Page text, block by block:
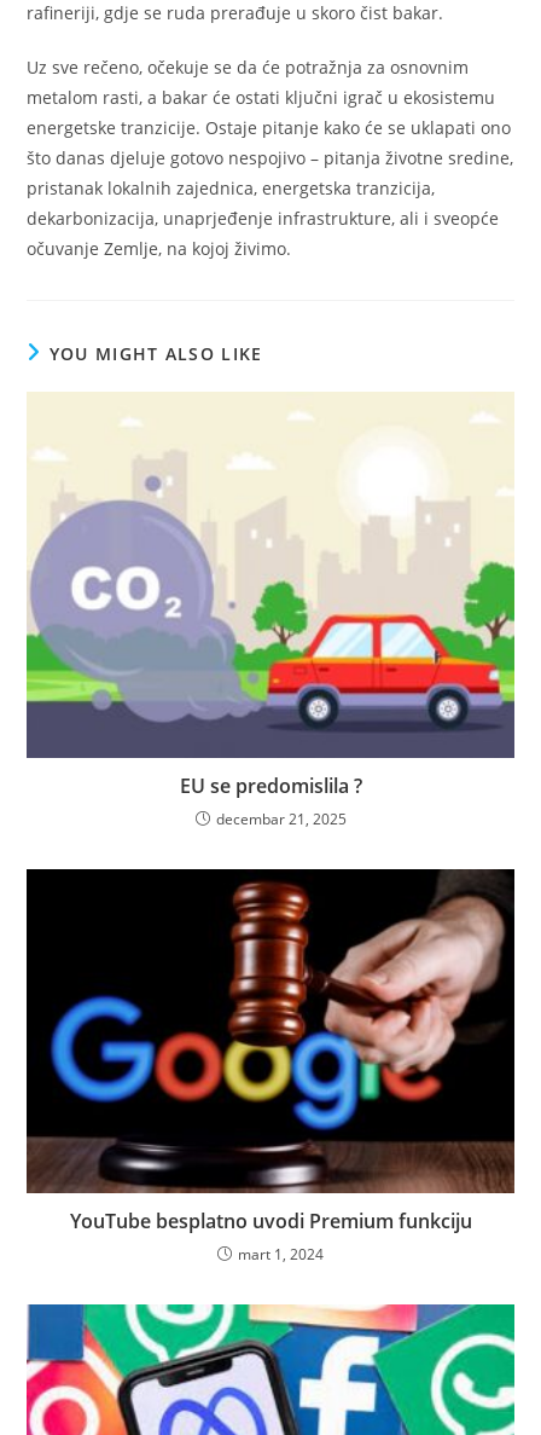
rafineriji, gdje se ruda prerađuje u skoro čist bakar.
Uz sve rečeno, očekuje se da će potražnja za osnovnim
metalom rasti, a bakar će ostati ključni igrač u ekosistemu
energetske tranzicije. Ostaje pitanje kako će se uklapati ono
što danas djeluje gotovo nespojivo – pitanja životne sredine,
pristanak lokalnih zajednica, energetska tranzicija,
dekarbonizacija, unaprjeđenje infrastrukture, ali i sveopće
očuvanje Zemlje, na kojoj živimo.
YOU MIGHT ALSO LIKE
EU se predomislila ?
decembar 21, 2025
YouTube besplatno uvodi Premium funkciju
mart 1, 2024